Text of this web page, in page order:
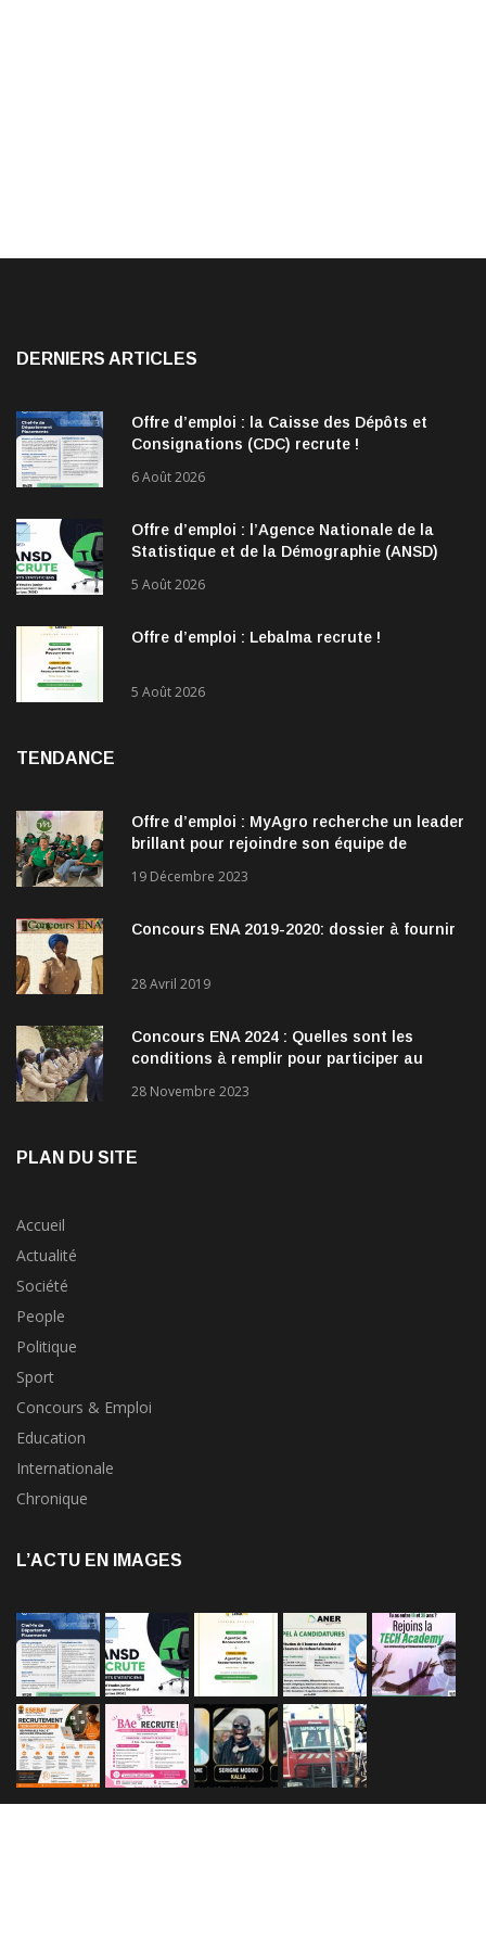
DERNIERS ARTICLES
Offre d’emploi : la Caisse des Dépôts et
Consignations (CDC) recrute !
6 Août 2026
Offre d’emploi : l’Agence Nationale de la
Statistique et de la Démographie (ANSD)
5 Août 2026
Offre d’emploi : Lebalma recrute !
5 Août 2026
TENDANCE
Offre d’emploi : MyAgro recherche un leader
brillant pour rejoindre son équipe de
19 Décembre 2023
Concours ENA 2019-2020: dossier à fournir
28 Avril 2019
Concours ENA 2024 : Quelles sont les
conditions à remplir pour participer au
28 Novembre 2023
PLAN DU SITE
Accueil
Actualité
Société
People
Politique
Sport
Concours & Emploi
Education
Internationale
Chronique
L’ACTU EN IMAGES